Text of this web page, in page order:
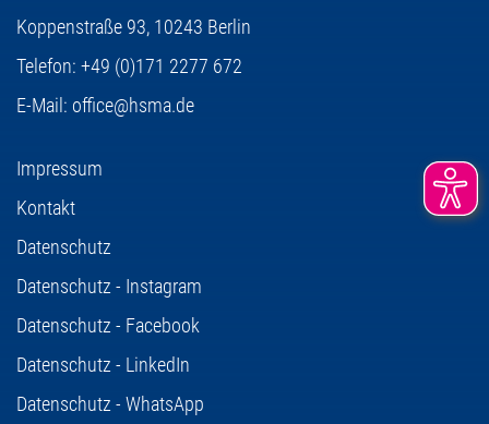
Koppenstraße 93, 10243 Berlin
Telefon: +49 (0)171 2277 672
E-Mail: office@hsma.de
Impressum
Kontakt
Datenschutz
Datenschutz - Instagram
Datenschutz - Facebook
Datenschutz - LinkedIn
Datenschutz - WhatsApp